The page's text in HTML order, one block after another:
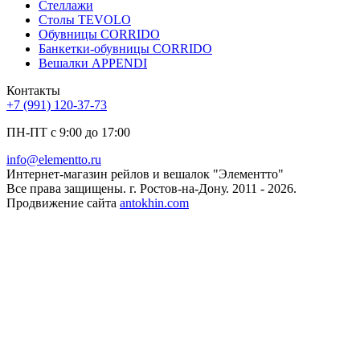
Стеллажи
Столы TEVOLO
Обувницы CORRIDO
Банкетки-обувницы CORRIDO
Вешалки APPENDI
Контакты
+7 (991) 120-37-73
ПН-ПТ с 9:00 до 17:00
info@elementto.ru
Интернет-магазин рейлов и вешалок "Элементто"
Все права защищены. г. Ростов-на-Дону. 2011 - 2026.
Продвижение сайта antokhin.com